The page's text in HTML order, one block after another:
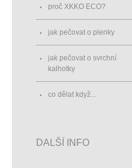
proč XKKO ECO?
jak pečovat o plenky
jak pečovat o svrchní
kalhotky
co dělat když...
DALŠÍ INFO